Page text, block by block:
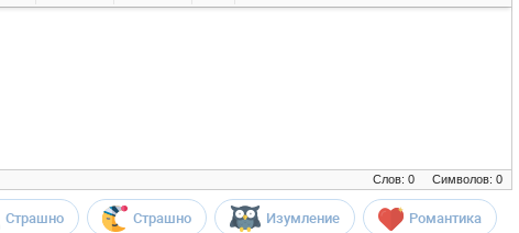
Символов: 0
Слов: 0
Страшно Страшно Изумление Романтика